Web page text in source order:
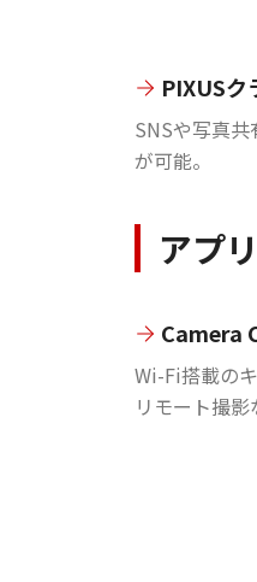
PIXUSク
SNSや写真
が可能。
アプ
Camera
Wi-Fi搭載の
リモート撮影